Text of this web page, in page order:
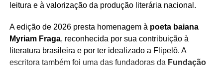
Redação Saiba+
leitura e à valorização da produção literária nacional.
A edição de 2026 presta homenagem à poeta baiana
Myriam Fraga, reconhecida por sua contribuição à
literatura brasileira e por ter idealizado a Flipelô. A
escritora também foi uma das fundadoras da Fundação